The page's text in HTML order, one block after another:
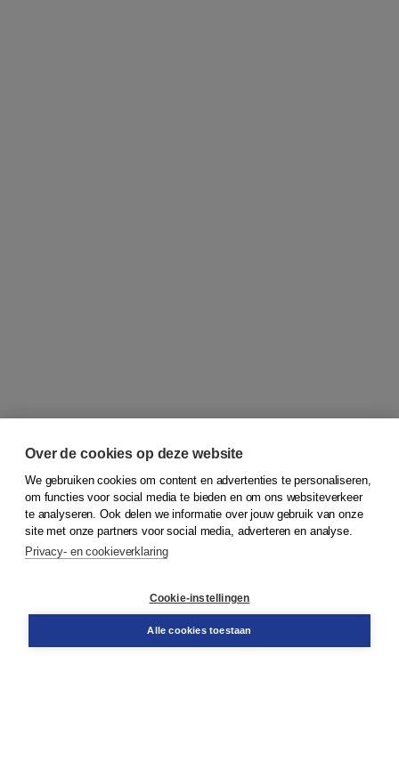
© 2026Koninklijke Boom uitgevers
Bestellen
Over de cookies op deze website
We gebruiken cookies om content en advertenties te personaliseren,
om functies voor social media te bieden en om ons websiteverkeer
te analyseren. Ook delen we informatie over jouw gebruik van onze
site met onze partners voor social media, adverteren en analyse.
Privacy- en cookieverklaring
Cookie-instellingen
Alle cookies toestaan